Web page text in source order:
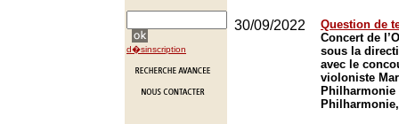
d�sinscription
30/09/2022
Question de
Concert de
sous la
avec le
violoniste
Philharmonie